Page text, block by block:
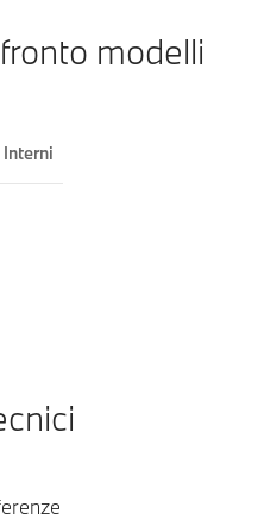
modelli
Interni